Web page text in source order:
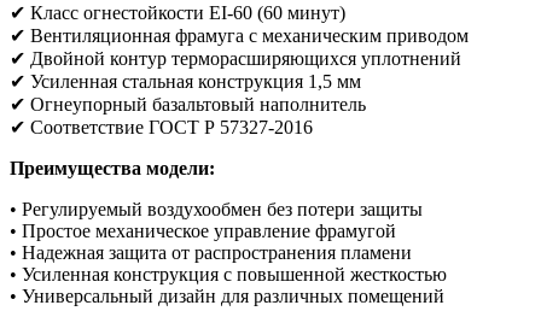
✔ Класс огнестойкости EI-60 (60 минут)
✔ Вентиляционная фрамуга с механическим приводом
✔ Двойной контур терморасширяющихся уплотнений
✔ Усиленная стальная конструкция 1,5 мм
✔ Огнеупорный базальтовый наполнитель
✔ Соответствие ГОСТ Р 57327-2016
Преимущества модели:
• Регулируемый воздухообмен без потери защиты
• Простое механическое управление фрамугой
• Надежная защита от распространения пламени
• Усиленная конструкция с повышенной жесткостью
• Универсальный дизайн для различных помещений